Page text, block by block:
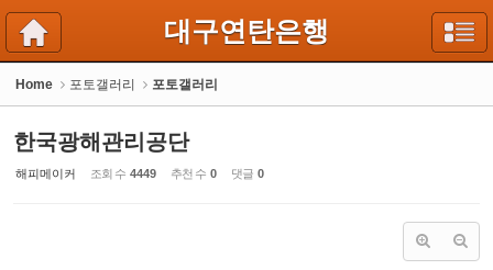
대구연탄은행
Home 포토갤러리 포토갤러리
한국광해관리공단
해피메이커 조회 수 4449 추천 수 0 댓글 0